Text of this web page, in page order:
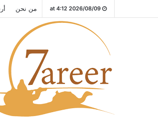
2026/08/09 at 4:12 من نحن